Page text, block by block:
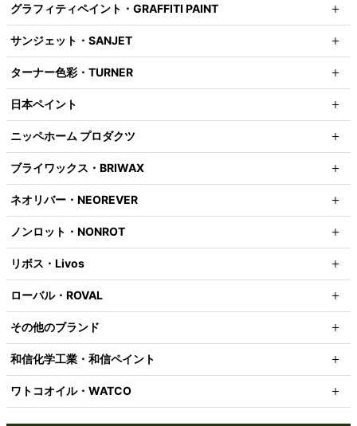
グラフィティペイント・GRAFFITI PAINT
サンジェット・SANJET
ターナー色彩・TURNER
日本ペイント
ニッペホーム プロダクツ
ブライワックス・BRIWAX
ネオリバー・NEOREVER
ノンロット・NONROT
リボス・Livos
ローバル・ROVAL
その他のブランド
和信化学工業・和信ペイント
ワトコオイル・WATCO